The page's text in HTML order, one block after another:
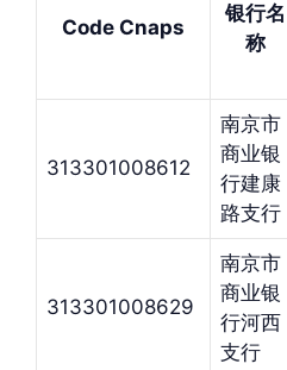
Code Cnaps
银行名
称
313301008612
南京市
商业银
行建康
路支行
313301008629
南京市
商业银
行河西
支行